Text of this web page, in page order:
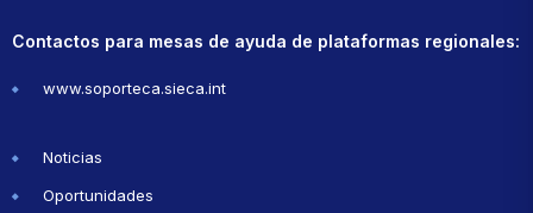
Contactos para mesas de ayuda de plataformas regionales:
www.soporteca.sieca.int
Noticias
Oportunidades